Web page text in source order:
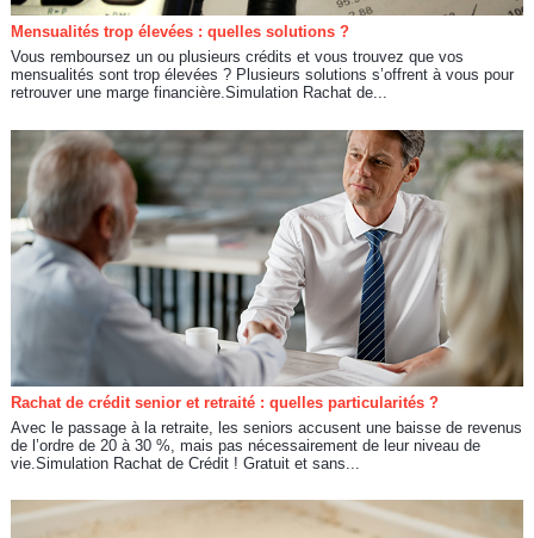
Mensualités trop élevées : quelles solutions ?
Vous remboursez un ou plusieurs crédits et vous trouvez que vos
mensualités sont trop élevées ? Plusieurs solutions s’offrent à vous pour
retrouver une marge financière.Simulation Rachat de...
Rachat de crédit senior et retraité : quelles particularités ?
Avec le passage à la retraite, les seniors accusent une baisse de revenus
de l’ordre de 20 à 30 %, mais pas nécessairement de leur niveau de
vie.Simulation Rachat de Crédit ! Gratuit et sans...